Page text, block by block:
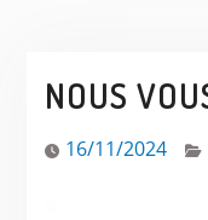
NOUS
16/11/2024